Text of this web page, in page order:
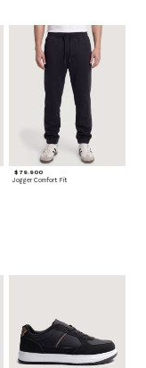
$ 79.900
Jogger Comfort Fit